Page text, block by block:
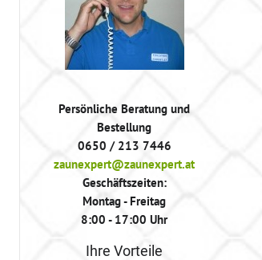
Persönliche Beratung und
Bestellung
0650 / 213 7446
zaunexpert@zaunexpert.at
Geschäftszeiten:
Montag - Freitag
8:00 - 17:00 Uhr
Ihre Vorteile